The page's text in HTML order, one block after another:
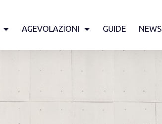
AGEVOLAZIONI GUIDE NEWS